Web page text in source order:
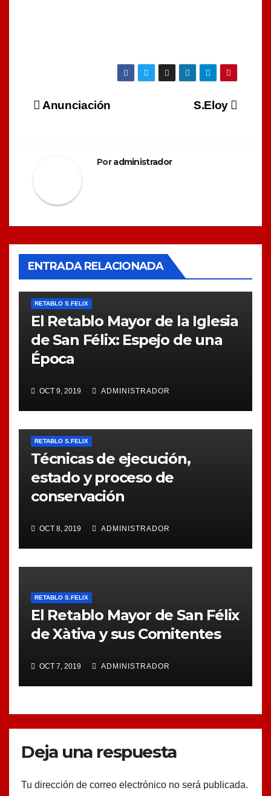
Navegación
entradas
S.Eloy
Anunciación
Poradministrador
ENTRADA RELACIONADA
RETABLO S.FELIX
El Retablo Mayor de la Iglesia
de San Félix: Espejo de una
Época
OCT 9, 2019 ADMINISTRADOR
RETABLO S.FELIX
Técnicas de ejecución,
estado y proceso de
conservación
OCT 8, 2019 ADMINISTRADOR
RETABLO S.FELIX
El Retablo Mayor de San Félix
de Xàtiva y sus Comitentes
OCT 7, 2019 ADMINISTRADOR
Deja una respuesta
Tu dirección de correo electrónico no será publicada.